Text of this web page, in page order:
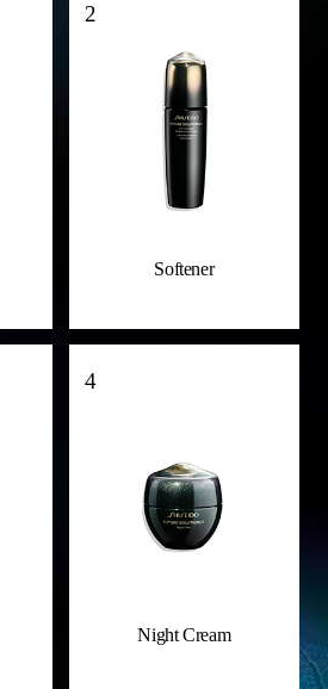
2
Softener
4
Night Cream